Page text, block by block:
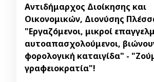
Αντιδήμαρχος Διοίκησης και
Οικονομικών, Διονύσης
"Εργαζόμενοι, μικροί
αυτοαπασχολούμενοι,
φορολογική καταιγίδα" -
γραφειοκρατία"!